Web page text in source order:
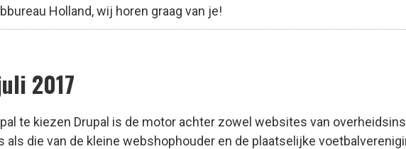
Holland, wij horen graag van je!
2017
te kiezen Drupal is de motor achter zowel websites van
als die van de kleine webshophouder en de plaatselijke